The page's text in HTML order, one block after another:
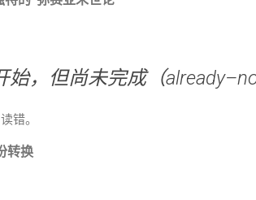
始，但尚未完成（
错。
转换